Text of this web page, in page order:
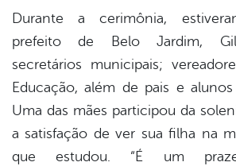
Durante a cerimônia,
prefeito de Belo Jardim,
secretários municipais;
Educação, além de pais e
Uma das mães participou da
a satisfação de ver sua filha na
que estudou. “É um